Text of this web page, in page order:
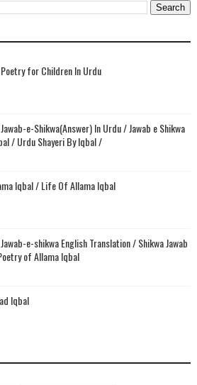
for Children In Urdu
e-Shikwa(Answer) In Urdu / Jawab e Shikwa
/ Urdu Shayeri By Iqbal /
Iqbal / Life Of Allama Iqbal
e-shikwa English Translation / Shikwa Jawab
of Allama Iqbal
Iqbal